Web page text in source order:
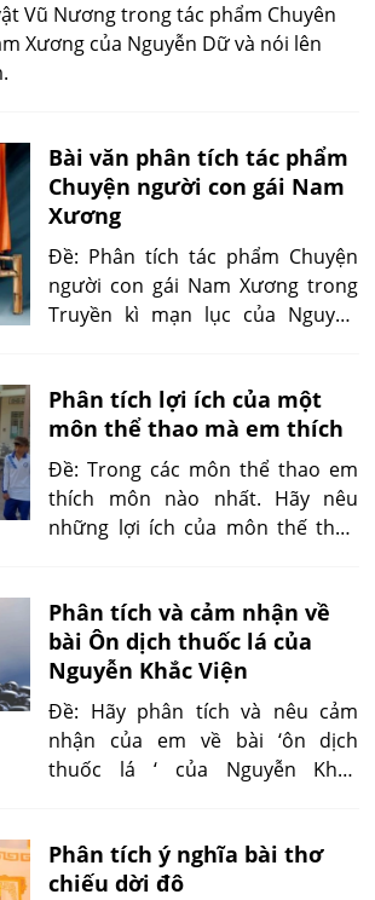
Vũ Nương trong tác phẩm Chuyên
Xương của Nguyễn Dữ và nói lên
Bài văn phân tích tác phẩm
Chuyện người con gái Nam
Xương
Đề: Phân tích tác phẩm Chuyện
người con gái Nam Xương trong
Truyền kì mạn lục của Nguyễn
Phân tích lợi ích của một
môn thể thao mà em thích
Đề: Trong các môn thể thao em
thích môn nào nhất. Hãy nêu
những lợi ích của môn thế thao
Phân tích và cảm nhận về
bài Ôn dịch thuốc lá của
Nguyễn Khắc Viện
Đề: Hãy phân tích và nêu cảm
nhận của em về bài ‘ôn dịch
thuốc lá ‘ của Nguyễn Khắc
bằng khói thuốc lá. Hiện tượng
sinh non, trẻ mới sinh ra đã suy
Phân tích ý nghĩa bài thơ
chiếu dời đô